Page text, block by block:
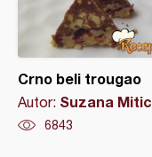
Crno beli trougao
Autor: Suzana Mitic
6843